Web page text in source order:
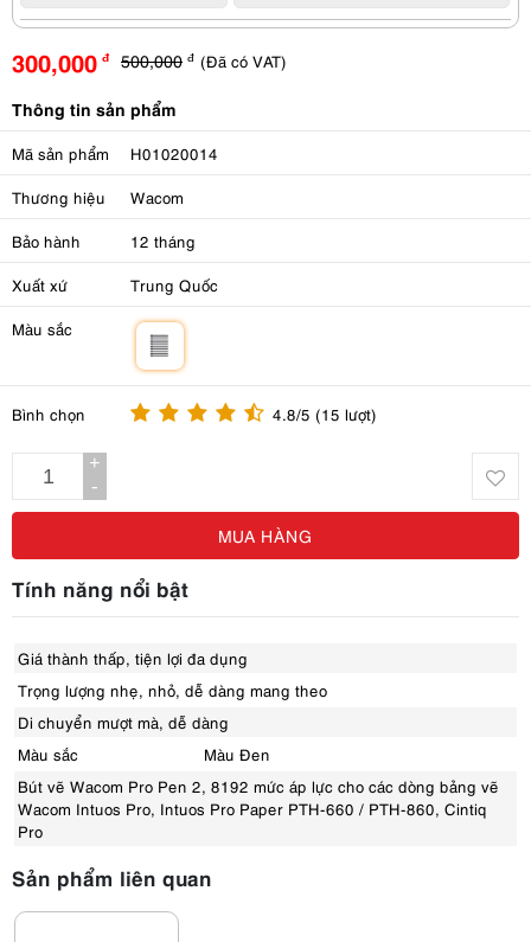
300,000 đ 500,000 đ (Đã có VAT)
Thông tin sản phẩm
Mã sản phẩm H01020014
Thương hiệu Wacom
Bảo hành 12 tháng
Xuất xứ Trung Quốc
Màu sắc
Bình chọn 4.8/5 (15 lượt)
+
-
MUA HÀNG
Tính năng nổi bật
Giá thành thấp, tiện lợi đa dụng
Trọng lượng nhẹ, nhỏ, dễ dàng mang theo
Di chuyển mượt mà, dễ dàng
Màu sắc
Màu Đen
Bút vẽ Wacom Pro Pen 2, 8192 mức áp lực cho các dòng bảng vẽ
Wacom Intuos Pro, Intuos Pro Paper PTH-660 / PTH-860, Cintiq
Pro
Sản phẩm liên quan